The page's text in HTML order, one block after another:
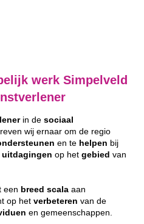
werk Simpelveld
in de sociaal
wij ernaar om de regio
en te helpen bij
uitdagingen op het gebied van
een breed scala aan
op het verbeteren van de
en gemeenschappen.